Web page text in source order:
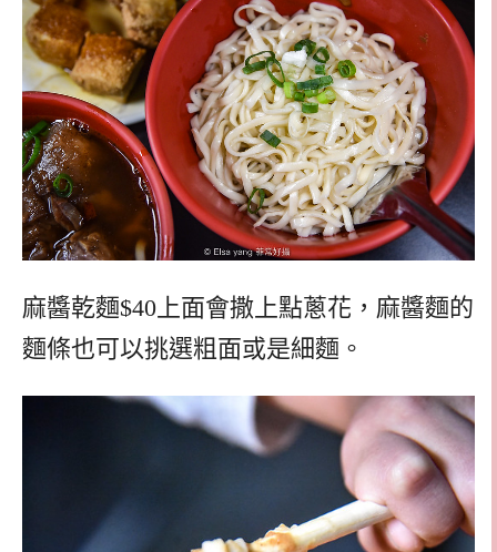
麻醬乾麵$40上面會撒上點蔥花，麻醬麵的
麵條也可以挑選粗面或是細麵。